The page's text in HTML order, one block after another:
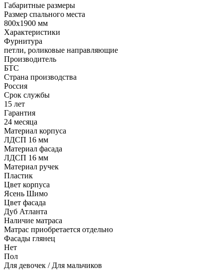
Габаритные размеры
Размер спального места
800х1900 мм
Характеристики
Фурнитура
петли, роликовые направляющие
Производитель
БТС
Страна производства
Россия
Срок службы
15 лет
Гарантия
24 месяца
Материал корпуса
ЛДСП 16 мм
Материал фасада
ЛДСП 16 мм
Материал ручек
Пластик
Цвет корпуса
Ясень Шимо
Цвет фасада
Дуб Атланта
Наличие матраса
Матрас приобретается отдельно
Фасады глянец
Нет
Пол
Для девочек / Для мальчиков